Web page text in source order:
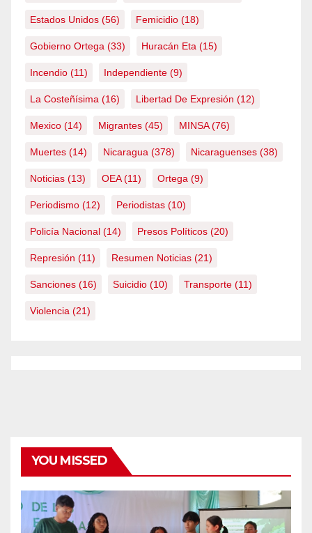
Estados Unidos (56) Femicidio (18)
Gobierno Ortega (33) Huracán Eta (15)
Incendio (11) Independiente (9)
La Costeñísima (16) Libertad De Expresión (12)
Mexico (14) Migrantes (45) MINSA(76)
Muertes (14) Nicaragua (378) Nicaraguenses (38)
Noticias (13) OEA(11) Ortega (9)
Periodismo (12) Periodistas (10)
Policía Nacional (14) Presos Políticos (20)
Represión (11) Resumen Noticias (21)
Sanciones (16) Suicidio (10) Transporte (11)
Violencia (21)
YOU MISSED